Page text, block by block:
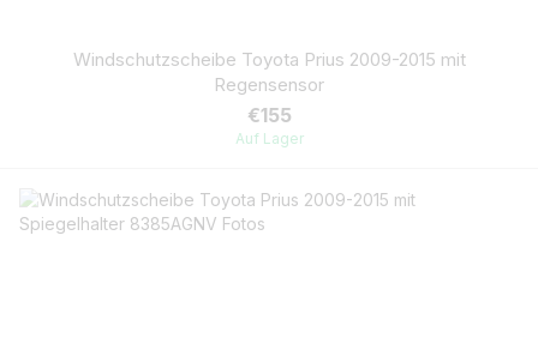
Windschutzscheibe Toyota Prius 2009-2015 mit
Regensensor
€155
Auf Lager